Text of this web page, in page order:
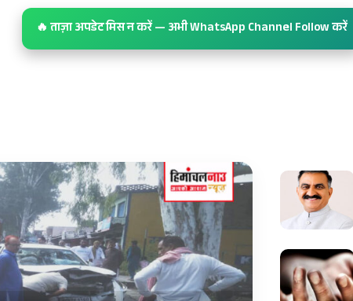
🔥 ताज़ा अपडेट मिस न करें — अभी WhatsApp Channel Follow करें